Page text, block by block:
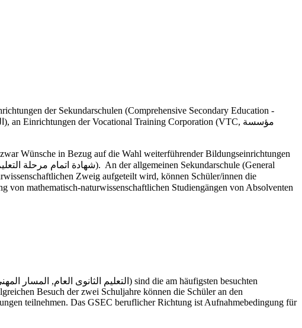
der Sekundarschulen (Comprehensive Secondary Education -
Besuch der zwei Schuljahre können die Schüler an den
teilnehmen. Das GSEC beruflicher Richtung ist Aufnahmebedingung für